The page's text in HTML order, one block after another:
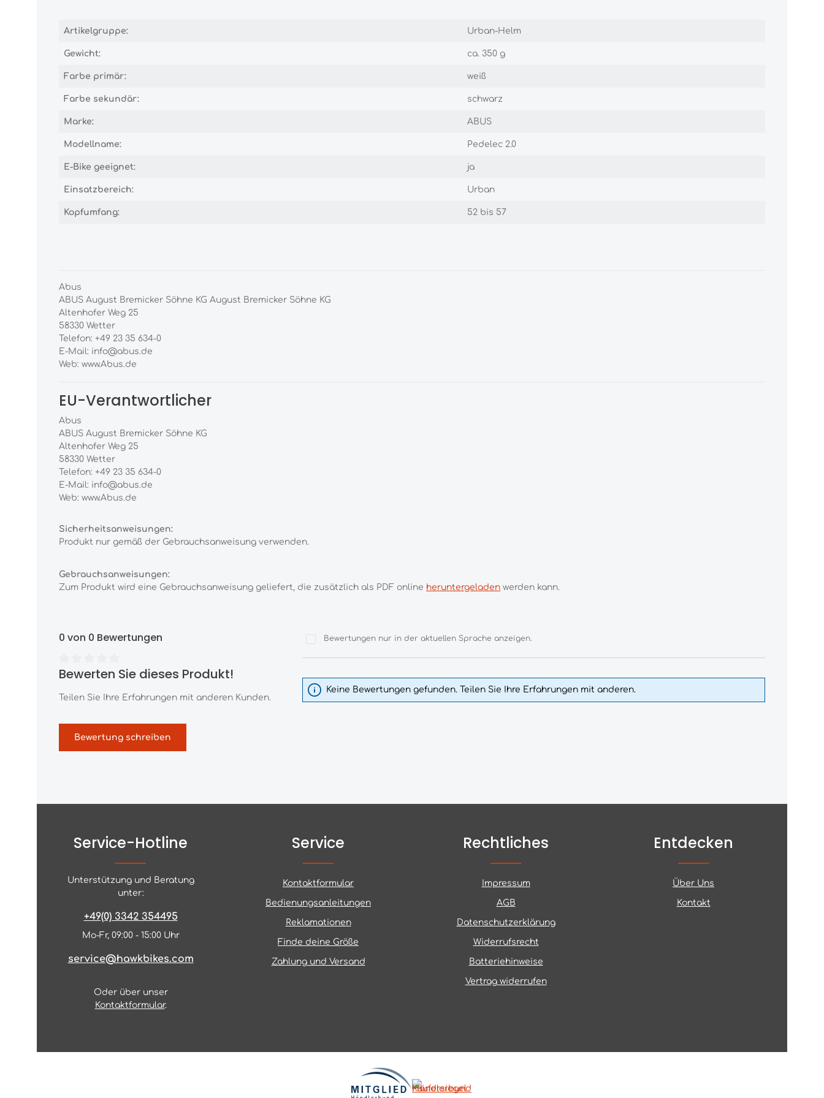
Artikelgruppe: Urban-Helm
Gewicht: ca. 350 g
Farbe primär: weiß
Farbe sekundär: schwarz
Marke: ABUS
Modellname: Pedelec 2.0
E-Bike geeignet: ja
Einsatzbereich: Urban
Kopfumfang: 52 bis 57
Abus
ABUS August Bremicker Söhne KG August Bremicker Söhne KG
Altenhofer Weg 25
58330 Wetter
Telefon: +49 23 35 634-0
E-Mail: info@abus.de
Web: www.Abus.de
EU-Verantwortlicher
Abus
ABUS August Bremicker Söhne KG
Altenhofer Weg 25
58330 Wetter
Telefon: +49 23 35 634-0
E-Mail: info@abus.de
Web: www.Abus.de
Sicherheitsanweisungen:
Produkt nur gemäß der Gebrauchsanweisung verwenden.
Gebrauchsanweisungen:
Zum Produkt wird eine Gebrauchsanweisung geliefert, die zusätzlich als PDF online heruntergeladen werden kann.
0 von 0 Bewertungen
Durchschnittliche Bewertung von 0 von 5 Sternen
Bewerten Sie dieses Produkt!
Teilen Sie Ihre Erfahrungen mit anderen Kunden.
Bewertung schreiben
Bewertungen nur in der aktuellen Sprache anzeigen.
Keine Bewertungen gefunden. Teilen Sie Ihre Erfahrungen mit anderen.
Service-Hotline
Unterstützung und Beratung
unter:
+49(0) 3342 354495
Mo-Fr, 09:00 - 15:00 Uhr
service@hawkbikes.com
Oder über unser
Kontaktformular.
Service
Kontaktformular
Bedienungsanleitungen
Reklamationen
Finde deine Größe
Zahlung und Versand
Rechtliches
Impressum
AGB
Datenschutzerklärung
Widerrufsrecht
Batteriehinweise
Vertrag widerrufen
Entdecken
Über Uns
Kontakt